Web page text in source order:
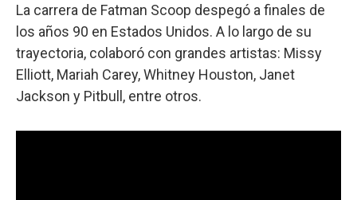
La carrera de Fatman Scoop despegó a finales de
los años 90 en Estados Unidos. A lo largo de su
trayectoria, colaboró con grandes artistas: Missy
Elliott, Mariah Carey, Whitney Houston, Janet
Jackson y Pitbull, entre otros.